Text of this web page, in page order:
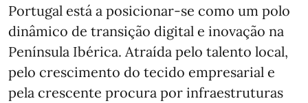
Portugal está a posicionar-se como um polo
dinâmico de transição digital e inovação na
Península Ibérica. Atraída pelo talento local,
pelo crescimento do tecido empresarial e
pela crescente procura por infraestruturas